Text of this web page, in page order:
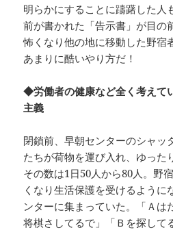
明らかにすることに躊躇した人
前が書かれた「告示書」が目の
怖くなり他の地に移動した野宿
あまりに酷いやり方だ！
◆労働者の健康など全く考えて
主義
閉鎖前、早朝センターのシャッ
たちが荷物を運び入れ、ゆった
その数は1日50人から80人。野
くなり生活保護を受けるように
ンターに集まっていた。「Ａは
将棋さしてるで」「Ｂを探して